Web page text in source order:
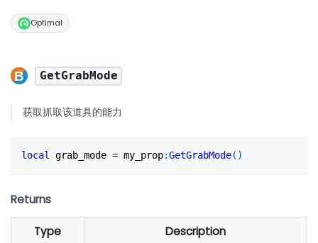
Optimal
GetGrabMode
获取抓取该道具的能力
local grab_mode = my_prop:GetGrabMode( )
Returns
Type
Description